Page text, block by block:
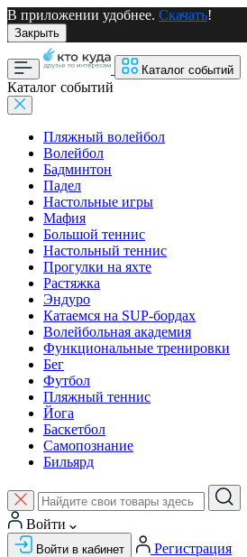
В приложении удобнее. Скачать!
Закрыть
Каталог событий
Каталог событий
Пляжный волейбол
Волейбол
Бадминтон
Падел
Настольные игры
Мафия
Большой теннис
Настольный теннис
Прогулки на яхте
Растяжка
Эндуро
Катаемся на SUP-бордах
Волейбольная академия
Функциональные тренировки
Бег
Футбол
Пляжный теннис
Йога
Баскетбол
Самопознание
Бильярд
Войти
Войти в кабинет
Регистрация